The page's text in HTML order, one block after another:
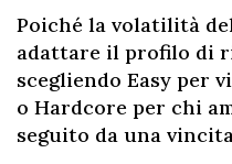
Poiché la volatilità
adattare il profilo di
scegliendo Easy per
o Hardcore per chi
seguito da una